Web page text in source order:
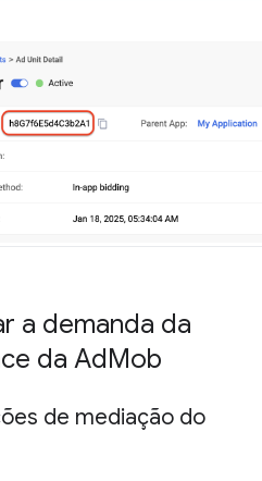
a demanda da
da AdMob
de mediação do